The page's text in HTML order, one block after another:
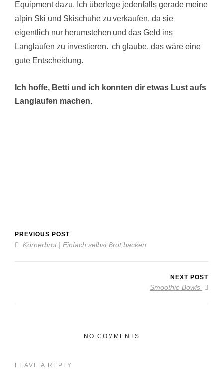
Equipment dazu. Ich überlege jedenfalls gerade meine
alpin Ski und Skischuhe zu verkaufen, da sie
eigentlich nur herumstehen und das Geld ins
Langlaufen zu investieren. Ich glaube, das wäre eine
gute Entscheidung.
Ich hoffe, Betti und ich konnten dir etwas Lust aufs
Langlaufen machen.
PREVIOUS POST
Körnerbrot | Einfach selbst Brot backen
NEXT POST
Smoothie Bowls
NO COMMENTS
LEAVE A REPLY